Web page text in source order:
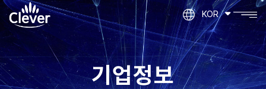
KOR
기업정보